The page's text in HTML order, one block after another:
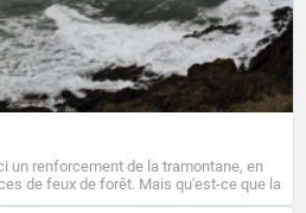
un renforcement de la tramontane, en
de feux de forêt. Mais qu'est-ce que la
caractéristiques ? La tramontane est un